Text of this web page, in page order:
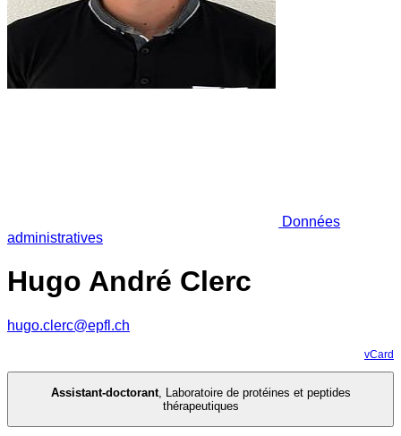
Données
administratives
Hugo André Clerc
hugo.clerc@epfl.ch
vCard
Assistant-doctorant, Laboratoire de protéines et peptides
thérapeutiques